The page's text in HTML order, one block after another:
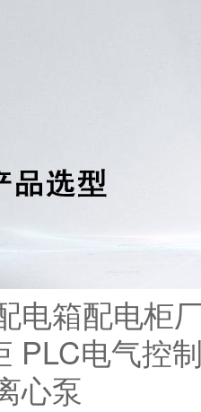
电箱配电柜
PLC电气控
心泵